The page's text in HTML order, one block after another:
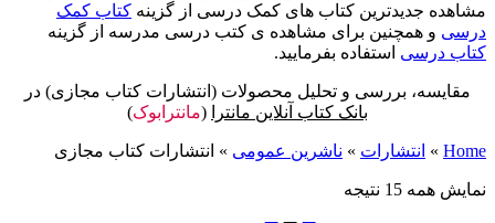
مشاهده جدیدترین کتاب های کمک درسی از گزینه کتاب کمک
درسی و همچنین برای مشاهده ی کتب درسی مدرسه از گزینه
کتاب درسی استفاده بفرمایید.
مقایسه، بررسی و تحلیل محصولات (انتشارات کتاب مجازی) در
بانک کتاب آنلاین مانترا
(مانترابوک)
Home
» انتشارات » ناشرین عمومی » انتشارات کتاب مجازی
نمایش همه 15 نتیجه